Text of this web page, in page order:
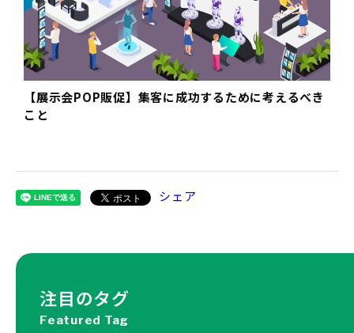
【展示会POP販促】集客に成功するために考えるべき
こと
シェア
注目のタグ
Featured Tag